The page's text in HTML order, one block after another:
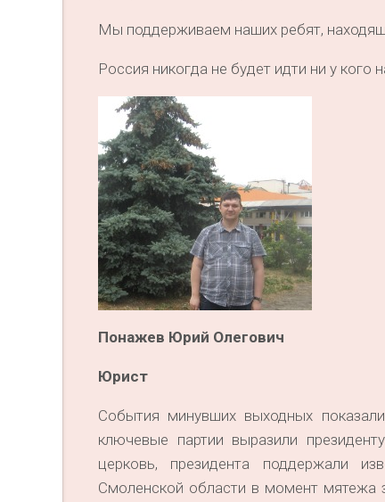
Мы поддерживаем наших ребят,
Россия никогда не будет идти ни у кого
Понажев Юрий Олегович
Юрист
События минувших выходных
ключевые партии выразили
церковь, президента поддержали
Смоленской области в момент мятежа